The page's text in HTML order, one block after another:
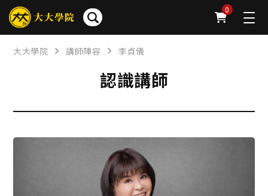
0
大大學院 講師陣容 李貞儀
認識講師